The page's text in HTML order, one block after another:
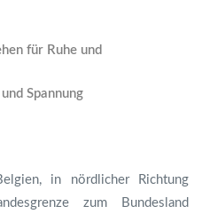
für Ruhe und
Spannung
in nördlicher Richtung
zum Bundesland